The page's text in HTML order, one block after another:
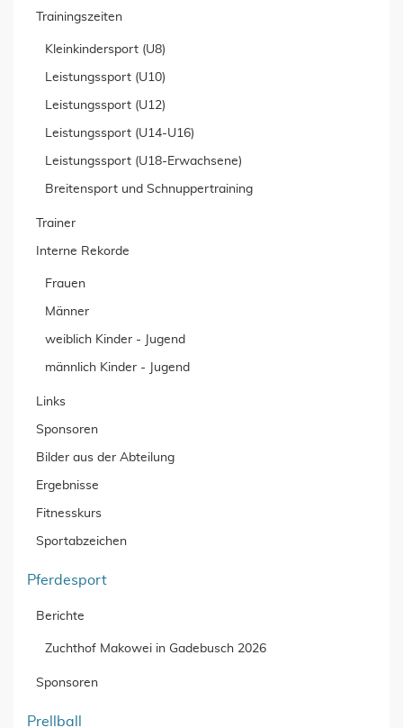
Trainingszeiten
Kleinkindersport (U8)
Leistungssport (U10)
Leistungssport (U12)
Leistungssport (U14-U16)
Leistungssport (U18-Erwachsene)
Breitensport und Schnuppertraining
Trainer
Interne Rekorde
Frauen
Männer
weiblich Kinder - Jugend
männlich Kinder - Jugend
Links
Sponsoren
Bilder aus der Abteilung
Ergebnisse
Fitnesskurs
Sportabzeichen
Pferdesport
Berichte
Zuchthof Makowei in Gadebusch 2026
Sponsoren
Prellball